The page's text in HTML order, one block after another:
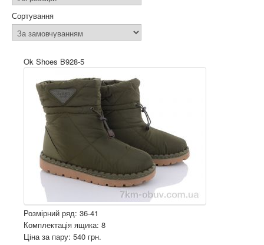
Сортування
Ok Shoes B928-5
Розмірний ряд: 36-41
Комплектація ящика: 8
Ціна за пару: 540 грн.